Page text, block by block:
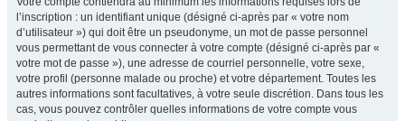
l’inscription : un identifiant unique (désigné ci-après par « votre nom
d’utilisateur ») qui doit être un pseudonyme, un mot de passe personnel
vous permettant de vous connecter à votre compte (désigné ci-après par «
votre mot de passe »), une adresse de courriel personnelle, votre sexe,
votre profil (personne malade ou proche) et votre département. Toutes les
autres informations sont facultatives, à votre seule discrétion. Dans tous les
cas, vous pouvez contrôler quelles informations de votre compte vous